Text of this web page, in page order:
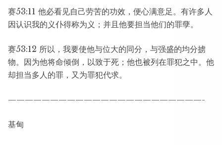
赛53:11 他必看见自己劳苦的功效，便心满意足。有许多人
因认识我的义仆得称为义；并且他要担当他们的罪孽。
赛53:12 所以，我要使他与位大的同分，与强盛的均分掳
物。因为他将命倾倒，以致于死；他也被列在罪犯之中。他
却担当多人的罪，又为罪犯代求。
———————————————————————-
基甸